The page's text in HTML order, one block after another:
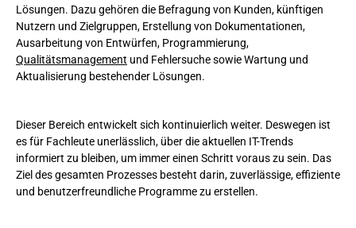
Lösungen. Dazu gehören die Befragung von Kunden, künftigen
Nutzern und Zielgruppen, Erstellung von Dokumentationen,
Ausarbeitung von Entwürfen, Programmierung,
Qualitätsmanagement und Fehlersuche sowie Wartung und
Aktualisierung bestehender Lösungen.
Dieser Bereich entwickelt sich kontinuierlich weiter. Deswegen ist
es für Fachleute unerlässlich, über die aktuellen IT-Trends
informiert zu bleiben, um immer einen Schritt voraus zu sein. Das
Ziel des gesamten Prozesses besteht darin, zuverlässige, effiziente
und benutzerfreundliche Programme zu erstellen.